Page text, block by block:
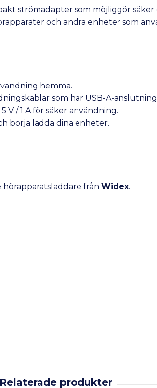
strömadapter som möjliggör
och andra enheter som
hemma.
som har USB-A-
V / 1 A för säker användning.
börja ladda dina enheter.
hörapparatsladdare från Widex.